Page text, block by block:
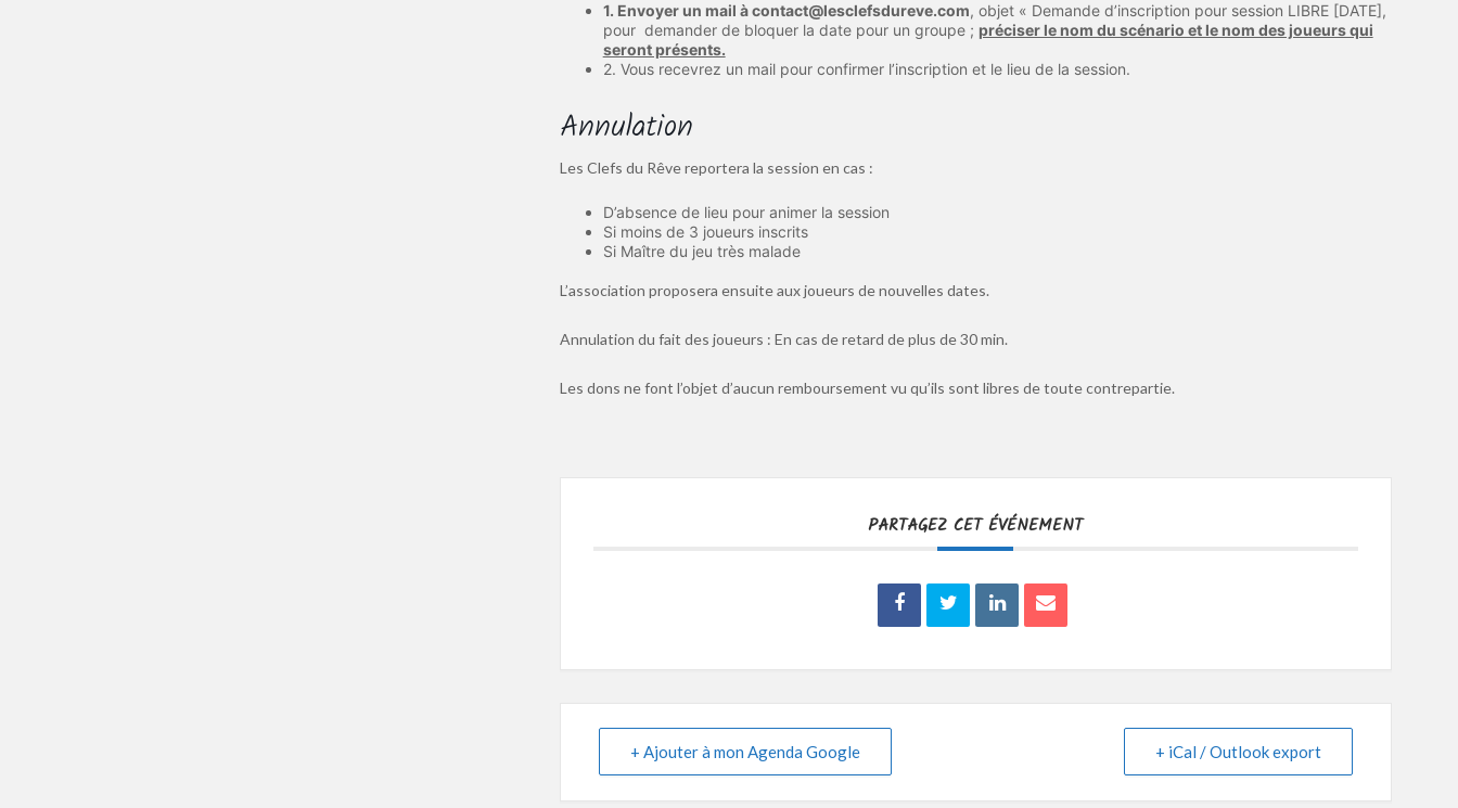
1. Envoyer un mail à contact@lesclefsdureve.com, objet « Demande d’inscription pour session LIBRE [DATE],
pour demander de bloquer la date pour un groupe ; préciser le nom du scénario et le nom des joueurs qui
seront présents.
2. Vous recevrez un mail pour confirmer l’inscription et le lieu de la session.
Annulation
Les Clefs du Rêve reportera la session en cas :
D’absence de lieu pour animer la session
Si moins de 3 joueurs inscrits
Si Maître du jeu très malade
L’association proposera ensuite aux joueurs de nouvelles dates.
Annulation du fait des joueurs : En cas de retard de plus de 30 min.
Les dons ne font l’objet d’aucun remboursement vu qu’ils sont libres de toute contrepartie.
PARTAGEZ CET ÉVÉNEMENT
+ Ajouter à mon Agenda Google + iCal / Outlook export